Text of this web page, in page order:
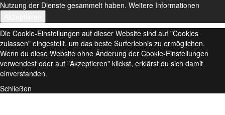
Nutzung der Dienste gesammelt haben. Weitere Informationen
Die Cookie-Einstellungen auf dieser Website sind auf "Cookies
zulassen" eingestellt, um das beste Surferlebnis zu ermöglichen.
Wenn du diese Website ohne Änderung der Cookie-Einstellungen
verwendest oder auf "Akzeptieren" klickst, erklärst du sich damit
einverstanden.
Schließen